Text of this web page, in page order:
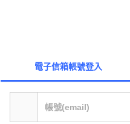
電子信箱帳號登入